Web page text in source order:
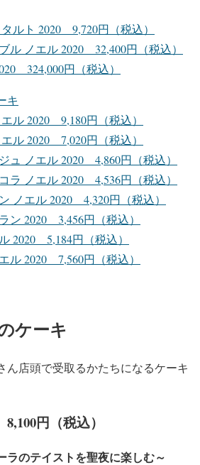
ルト 2020 9,720円（税込）
ル ノエル 2020 32,400円（税込）
324,000円（税込）
キ
ル 2020 9,180円（税込）
ル 2020 7,020円（税込）
ュ ノエル 2020 4,860円（税込）
ラ ノエル 2020 4,536円（税込）
ノエル 2020 4,320円（税込）
ン 2020 3,456円（税込）
2020 5,184円（税込）
ル 2020 7,560円（税込）
ケーキ
ん店頭で受取るかたちになるケーキ
円（税込）
ラのテイストを聖夜に楽しむ～